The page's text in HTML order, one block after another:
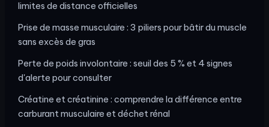
limites de distance officielles
Prise de masse musculaire : 3 piliers pour bâtir du muscle
sans excès de gras
Perte de poids involontaire : seuil des 5 % et 4 signes
d'alerte pour consulter
Créatine et créatinine : comprendre la différence entre
carburant musculaire et déchet rénal